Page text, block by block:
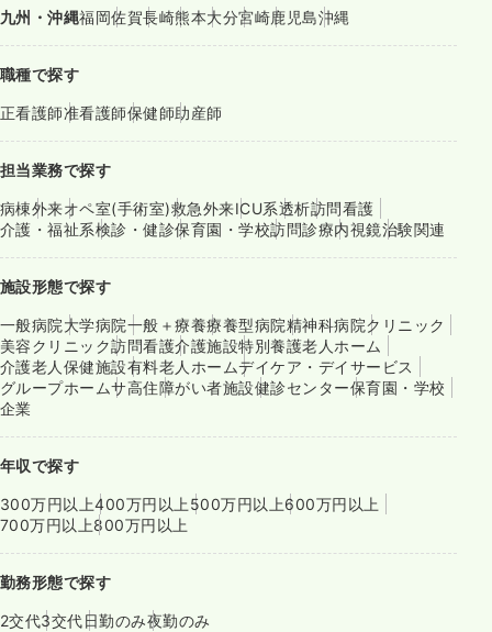
九州・沖縄福岡佐賀長崎熊本大分宮崎鹿児島沖縄
職種で探す
正看護師准看護師保健師助産師
担当業務で探す
病棟外来オペ室(手術室)救急外来ICU系透析訪問看護
介護・福祉系検診・健診保育園・学校訪問診療内視鏡治験関連
施設形態で探す
一般病院大学病院一般＋療養療養型病院精神科病院クリニック
美容クリニック訪問看護介護施設特別養護老人ホーム
介護老人保健施設有料老人ホームデイケア・デイサービス
グループホームサ高住障がい者施設健診センター保育園・学校
企業
年収で探す
300万円以上400万円以上 500万円以上600万円以上
700万円以上800万円以上
勤務形態で探す
2交代3交代日勤のみ夜勤のみ